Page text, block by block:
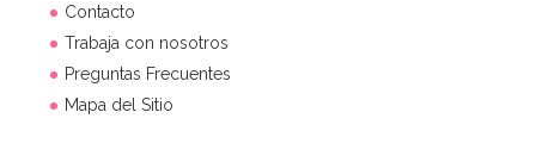
Boquilla PME hoja nº51 Estándar
3,49€
Contacto
Trabaja con nosotros
Preguntas Frecuentes
Mapa del Sitio